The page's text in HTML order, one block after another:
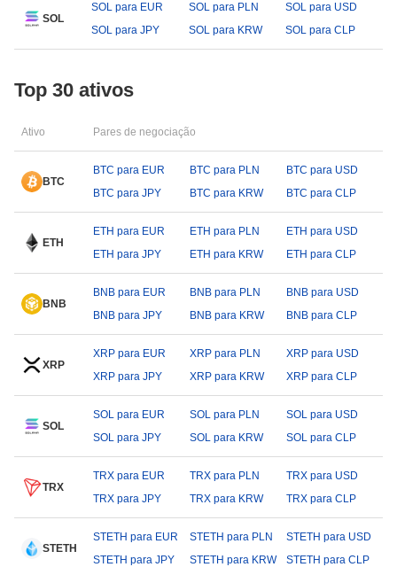
SOL
SOL para EUR SOL para PLN
SOL para USD
SOL para JPY
SOL para KRW SOL para CLP
Top 30 ativos
Ativo Pares de negociação
BTC
BTC para EUR BTC para PLN
BTC para USD
BTC para JPY
BTC para KRW BTC para CLP
ETH
ETH para EUR ETH para PLN
ETH para USD
ETH para JPY
ETH para KRW ETH para CLP
BNB
BNB para EUR BNB para PLN
BNB para USD
BNB para JPY
BNB para KRW BNB para CLP
XRP
XRP para EUR XRP para PLN
XRP para USD
XRP para JPY
XRP para KRW XRP para CLP
SOL
SOL para EUR SOL para PLN
SOL para USD
SOL para JPY
SOL para KRW SOL para CLP
TRX
TRX para EUR TRX para PLN
TRX para USD
TRX para JPY
TRX para KRW TRX para CLP
STETH
STETH para EUR STETH para PLN
STETH para USD
STETH para JPY
STETH para KRW STETH para CLP